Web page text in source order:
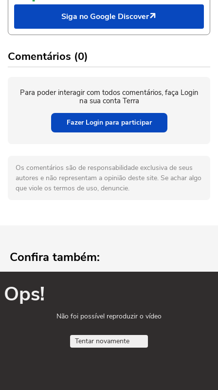
Siga no Google Discover
Comentários (0)
Para poder interagir com todos comentários, faça Login
na sua conta Terra
Fazer Login para participar
Os comentários são de responsabilidade exclusiva de seus
autores e não representam a opinião deste site. Se achar algo
que viole os termos de uso, denuncie.
Confira também:
Ops!
Não foi possível reproduzir o vídeo
Tentar novamente